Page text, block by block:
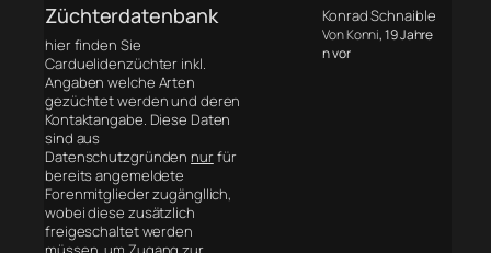
Züchterdatenbank
hier finden Sie
Carduelidenzüchter inkl.
Angaben welche Arten
gezüchtet werden und deren
Kontaktangabe. Diese Daten
sind aus
Datenschutzgründen nurfür
bereits angemeldete
Forenmitglieder zugängllich,
wobei diese zusätzlich
freigeschaltet werden
Konrad Schnaible
Von Konni, 19 Jahre
n vor